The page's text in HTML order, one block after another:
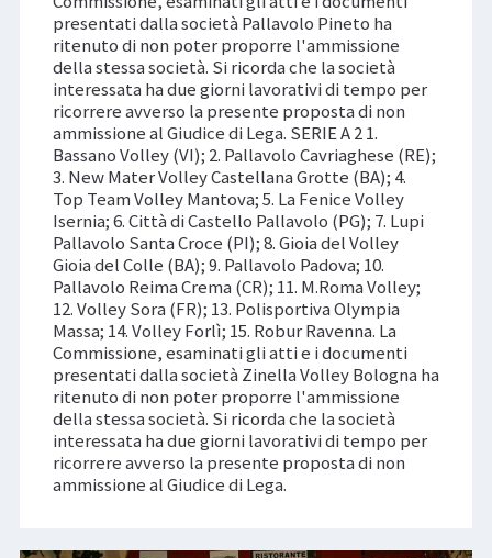
presentati dalla società Pallavolo Pineto ha
ritenuto di non poter proporre l'ammissione
della stessa società. Si ricorda che la società
interessata ha due giorni lavorativi di tempo per
ricorrere avverso la presente proposta di non
ammissione al Giudice di Lega. SERIE A 2 1.
Bassano Volley (VI); 2. Pallavolo Cavriaghese (RE);
3. New Mater Volley Castellana Grotte (BA); 4.
Top Team Volley Mantova; 5. La Fenice Volley
Isernia; 6. Città di Castello Pallavolo (PG); 7. Lupi
Pallavolo Santa Croce (PI); 8. Gioia del Volley
Gioia del Colle (BA); 9. Pallavolo Padova; 10.
Pallavolo Reima Crema (CR); 11. M.Roma Volley;
12. Volley Sora (FR); 13. Polisportiva Olympia
Massa; 14. Volley Forlì; 15. Robur Ravenna. La
Commissione, esaminati gli atti e i documenti
presentati dalla società Zinella Volley Bologna ha
ritenuto di non poter proporre l'ammissione
della stessa società. Si ricorda che la società
interessata ha due giorni lavorativi di tempo per
ricorrere avverso la presente proposta di non
ammissione al Giudice di Lega.